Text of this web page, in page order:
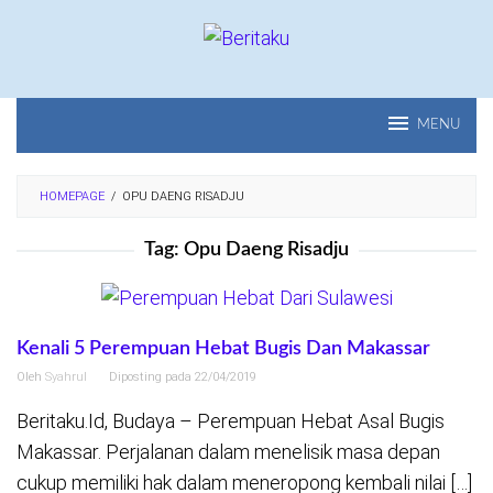
MENU
HOMEPAGE / OPU DAENG RISADJU
Tag: Opu Daeng Risadju
Kenali 5 Perempuan Hebat Bugis Dan Makassar
Oleh Syahrul Diposting pada 22/04/2019
Beritaku.Id, Budaya – Perempuan Hebat Asal Bugis
Makassar. Perjalanan dalam menelisik masa depan
cukup memiliki hak dalam meneropong kembali nilai […]